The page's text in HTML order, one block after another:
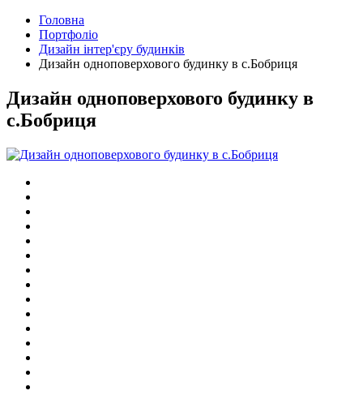
Головна
Портфоліо
Дизайн інтер'єру будинків
Дизайн одноповерхового будинку в с.Бобриця
Дизайн одноповерхового будинку в
с.Бобриця